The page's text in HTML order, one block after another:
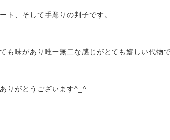
ト、そして手彫りの判子です。
も味があり唯一無二な感じがとても嬉しい代物で
りがとうございます^_^